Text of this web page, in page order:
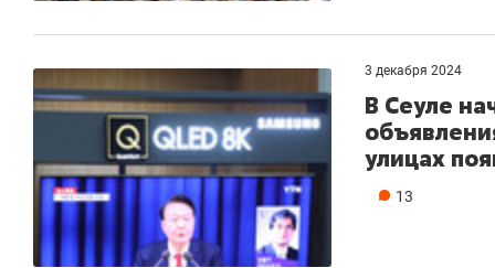
3 декабря 2024
В Сеуле
улицах
13